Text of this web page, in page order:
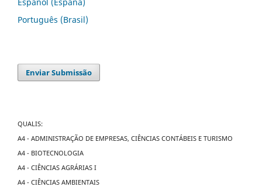
Português (Brasil)
Enviar Submissão
QUALIS:
A4 - ADMINISTRAÇÃO DE EMPRESAS, CIÊNCIAS CONTÁBEIS E TURISMO
A4 - BIOTECNOLOGIA
A4 - CIÊNCIAS AGRÁRIAS I
A4 - CIÊNCIAS AMBIENTAIS